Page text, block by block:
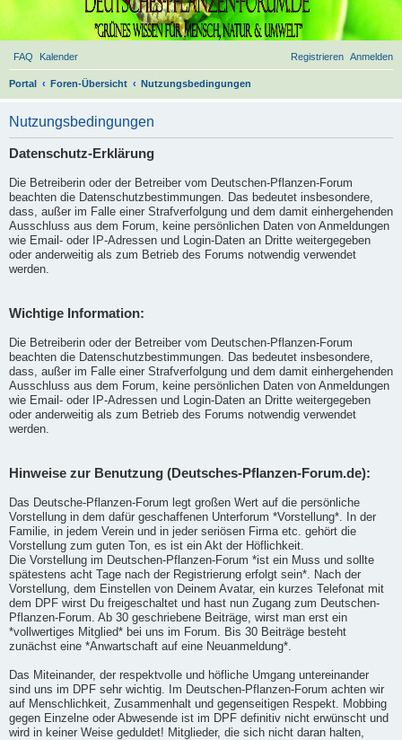
FAQ Kalender Anmelden
Registrieren
Portal Foren-Übersicht Nutzungsbedingungen
Nutzungsbedingungen
Datenschutz-Erklärung
Die Betreiberin oder der Betreiber vom Deutschen-Pflanzen-Forum
beachten die Datenschutzbestimmungen. Das bedeutet insbesondere,
dass, außer im Falle einer Strafverfolgung und dem damit einhergehenden
Ausschluss aus dem Forum, keine persönlichen Daten von Anmeldungen
wie Email- oder IP-Adressen und Login-Daten an Dritte weitergegeben
oder anderweitig als zum Betrieb des Forums notwendig verwendet
werden.
Wichtige Information:
Die Betreiberin oder der Betreiber vom Deutschen-Pflanzen-Forum
beachten die Datenschutzbestimmungen. Das bedeutet insbesondere,
dass, außer im Falle einer Strafverfolgung und dem damit einhergehenden
Ausschluss aus dem Forum, keine persönlichen Daten von Anmeldungen
wie Email- oder IP-Adressen und Login-Daten an Dritte weitergegeben
oder anderweitig als zum Betrieb des Forums notwendig verwendet
werden.
Hinweise zur Benutzung (Deutsches-Pflanzen-Forum.de):
Das Deutsche-Pflanzen-Forum legt großen Wert auf die persönliche
Vorstellung in dem dafür geschaffenen Unterforum *Vorstellung*. In der
Familie, in jedem Verein und in jeder seriösen Firma etc. gehört die
Vorstellung zum guten Ton, es ist ein Akt der Höflichkeit.
Die Vorstellung im Deutschen-Pflanzen-Forum *ist ein Muss und sollte
spätestens acht Tage nach der Registrierung erfolgt sein*. Nach der
Vorstellung, dem Einstellen von Deinem Avatar, ein kurzes Telefonat mit
dem DPF wirst Du freigeschaltet und hast nun Zugang zum Deutschen-
Pflanzen-Forum. Ab 30 geschriebene Beiträge, wirst man erst ein
*vollwertiges Mitglied* bei uns im Forum. Bis 30 Beiträge besteht
zunächst eine *Anwartschaft auf eine Neuanmeldung*.
Das Miteinander, der respektvolle und höfliche Umgang untereinander
sind uns im DPF sehr wichtig. Im Deutschen-Pflanzen-Forum achten wir
auf Menschlichkeit, Zusammenhalt und gegenseitigen Respekt. Mobbing
gegen Einzelne oder Abwesende ist im DPF definitiv nicht erwünscht und
wird in keiner Weise geduldet! Mitglieder, die sich nicht daran halten,